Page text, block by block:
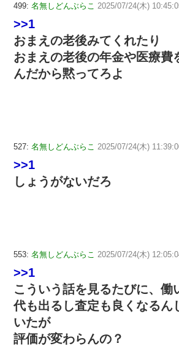
499: 名無しどんぶらこ 2025/07/24(木)
>>1
おまえの老後みてくれたり
おまえの老後の年金や医療費
んだから黙ってろよ
527: 名無しどんぶらこ 2025/07/24(木)
>>1
しょうがないだろ
553: 名無しどんぶらこ 2025/07/24(木)
>>1
こういう話を見るたびに、働
代も出るし査定も良くなるん
いたが
評価が変わらんの？